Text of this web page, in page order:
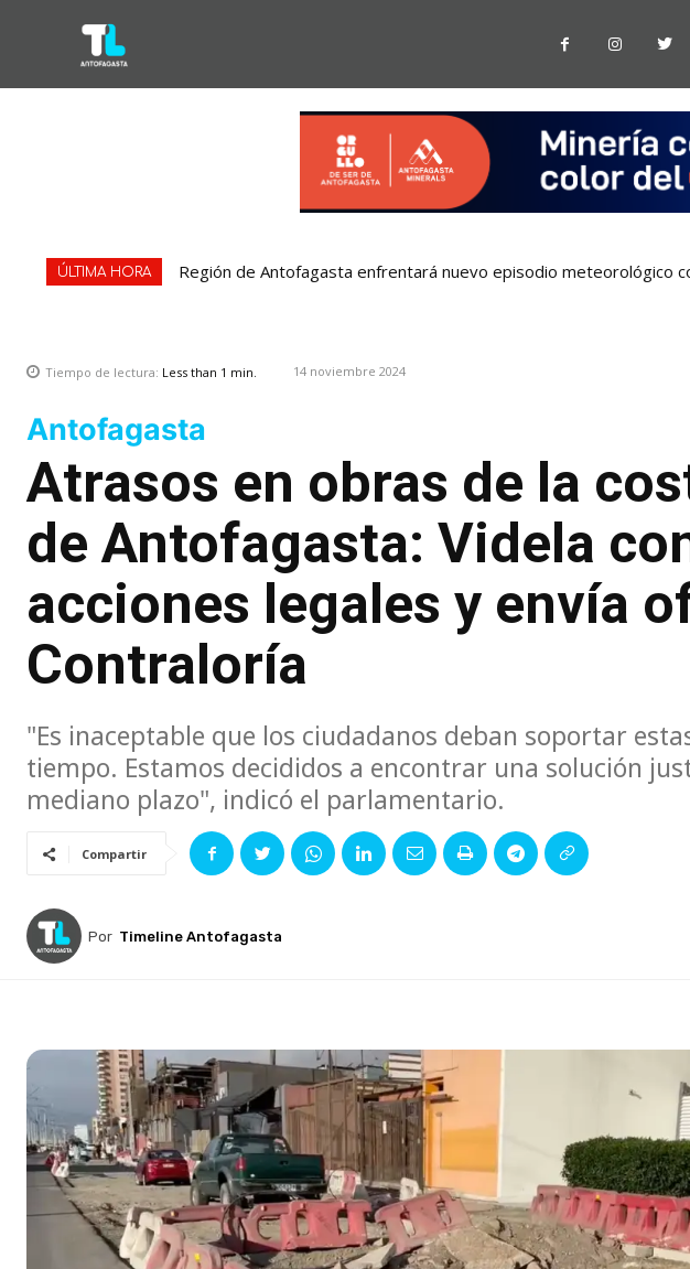
ÚLTIMA HORA Región de Antofagasta enfrentará nuevo episodio meteorológico
Tiempo de lectura: Less than 1 min. 14 noviembre 2024
Antofagasta
Atrasos en obras de la
de Antofagasta: Videla
acciones legales y envía
Contraloría
"Es inaceptable que los ciudadanos deban soportar
tiempo. Estamos decididos a encontrar una solución
mediano plazo", indicó el parlamentario.
Compartir
Por Timeline Antofagasta